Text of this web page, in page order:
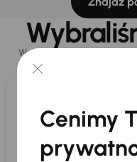
Wybieramy dla Ciebie
Cenimy